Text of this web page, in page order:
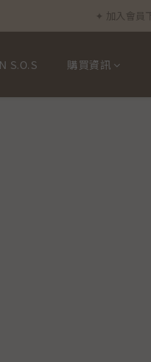
✦ 新客首
✦ 加入會員
✦ 新客首
S.O.S 購買資訊